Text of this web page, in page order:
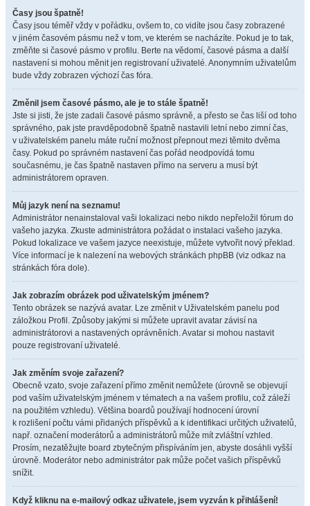
Časy jsou špatně!
Časy jsou téměř vždy v pořádku, ovšem to, co vidíte jsou časy zobrazené
v jiném časovém pásmu než v tom, ve kterém se nacházíte. Pokud je to tak,
změňte si časové pásmo v profilu. Berte na vědomí, časové pásma a další
nastavení si mohou měnit jen registrovaní uživatelé. Anonymním uživatelům
bude vždy zobrazen výchozí čas fóra.
Změnil jsem časové pásmo, ale je to stále špatně!
Jste si jisti, že jste zadali časové pásmo správně, a přesto se čas liší od toho
správného, pak jste pravděpodobně špatně nastavili letní nebo zimní čas,
v uživatelském panelu máte ruční možnost přepnout mezi těmito dvěma
časy. Pokud po správném nastavení čas pořád neodpovídá tomu
současnému, je čas špatně nastaven přímo na serveru a musí být
administrátorem opraven.
Můj jazyk není na seznamu!
Administrátor nenainstaloval vaši lokalizaci nebo nikdo nepřeložil fórum do
vašeho jazyka. Zkuste administrátora požádat o instalaci vašeho jazyka.
Pokud lokalizace ve vašem jazyce neexistuje, můžete vytvořit nový překlad.
Více informací je k nalezení na webových stránkách phpBB (viz odkaz na
stránkách fóra dole).
Jak zobrazím obrázek pod uživatelským jménem?
Tento obrázek se nazývá avatar. Lze změnit v Uživatelském panelu pod
záložkou Profil. Způsoby jakými si můžete upravit avatar závisí na
administrátorovi a nastavených oprávněních. Avatar si mohou nastavit
pouze registrovaní uživatelé.
Jak změním svoje zařazení?
Obecně vzato, svoje zařazení přímo změnit nemůžete (úrovně se objevují
pod vaším uživatelským jménem v tématech a na vašem profilu, což záleží
na použitém vzhledu). Většina boardů používají hodnocení úrovní
k rozlišení počtu vámi přidaných příspěvků a k identifikaci určitých uživatelů,
např. označení moderátorů a administrátorů může mít zvláštní vzhled.
Prosím, nezatěžujte board zbytečným přispíváním jen, abyste dosáhli vyšší
úrovně. Moderátor nebo administrátor pak může počet vašich příspěvků
snížit.
Když kliknu na e-mailový odkaz uživatele, jsem vyzván k přihlášení!